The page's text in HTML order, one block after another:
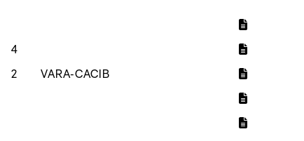
4
2
VARA-CACIB